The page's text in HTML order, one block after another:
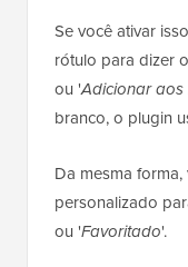
Se você ativar
rótulo para dizer
ou 'Adicionar
branco, o plugin
Da mesma
personalizado
ou 'Favoritado'.